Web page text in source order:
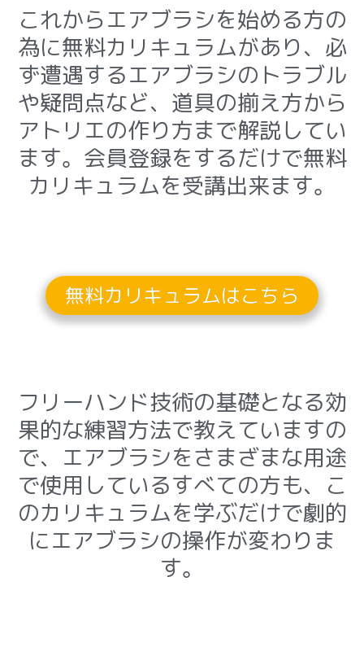
これからエアブラシを始める方の
為に無料カリキュラムがあり、 必
ず遭遇するエアブラシのトラブル
や疑問点など、道具の揃え方から
アトリエの作り方まで解説してい
ます。会員登録をするだけで無料
カリキュラムを受講出来ます。
無料カリキュラムはこちら
フリーハンド技術の基礎となる効
果的な練習方法で教えていますの
で、エアブラシをさまざまな用途
で使用しているすべての方も、こ
のカリキュラムを学ぶだけで劇的
にエアブラシの操作が変わりま
す。